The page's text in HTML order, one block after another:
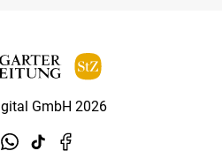
GmbH 2026